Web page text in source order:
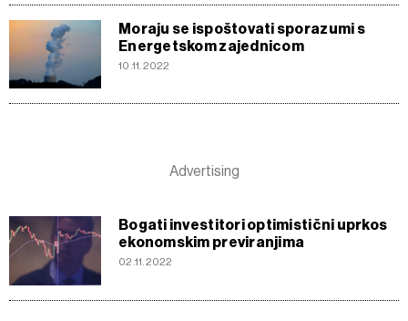
Moraju se ispoštovati sporazumi s
Energetskom zajednicom
10.11.2022
Bogati investitori optimistični uprkos
ekonomskim previranjima
02.11.2022